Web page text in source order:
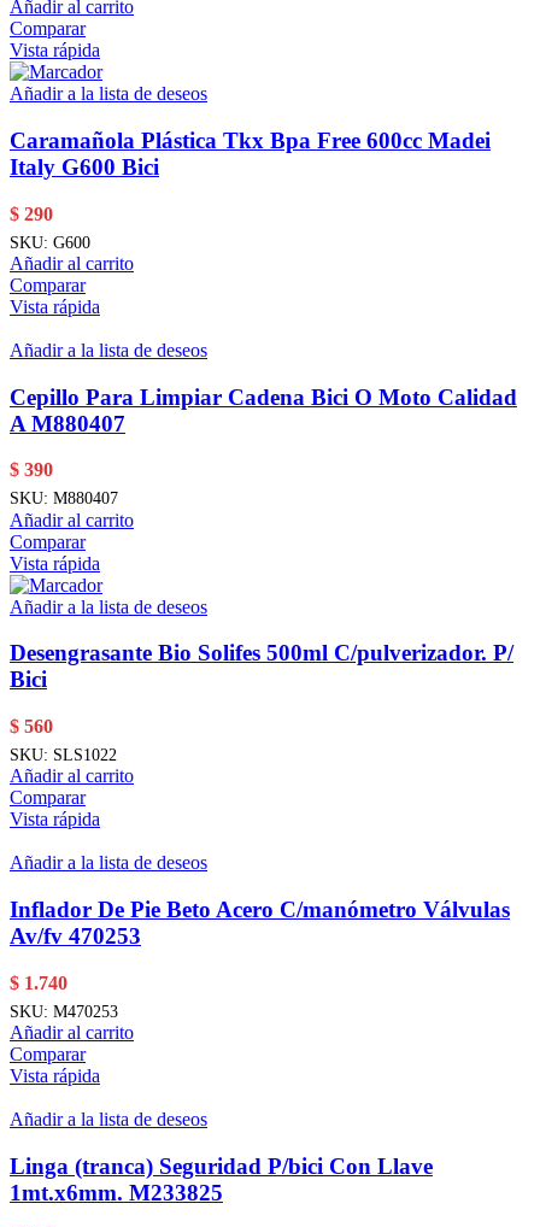
Añadir al carrito
Comparar
Vista rápida
Añadir a la lista de deseos
Caramañola Plástica Tkx Bpa Free 600cc Madei
Italy G600 Bici
$ 290
SKU: G600
Añadir al carrito
Comparar
Vista rápida
Añadir a la lista de deseos
Cepillo Para Limpiar Cadena Bici O Moto Calidad
A M880407
$ 390
SKU: M880407
Añadir al carrito
Comparar
Vista rápida
Añadir a la lista de deseos
Desengrasante Bio Solifes 500ml C/pulverizador. P/
Bici
$ 560
SKU: SLS1022
Añadir al carrito
Comparar
Vista rápida
Añadir a la lista de deseos
Inflador De Pie Beto Acero C/manómetro Válvulas
Av/fv 470253
$ 1.740
SKU: M470253
Añadir al carrito
Comparar
Vista rápida
Añadir a la lista de deseos
Linga (tranca) Seguridad P/bici Con Llave
1mt.x6mm. M233825